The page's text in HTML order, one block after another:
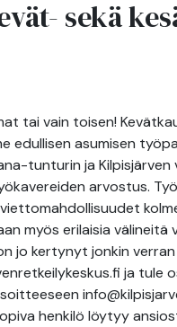
sekä
tai vain toisen!
edullisen asumisen
tunturin ja
arvostus.
myös erilaisia välineitä
jo kertynyt jonkin
ja tule
henkilö löytyy